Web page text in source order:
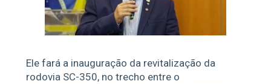
Ele fará a inauguração da revitalização da
rodovia SC-350, no trecho entre o